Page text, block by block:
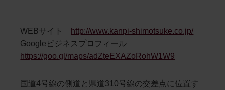
WEBサイト
http://www.kanpi-shimotsuke.co.jp/
Googleビジネスプロフィール
https://goo.gl/maps/adZteEXAZoRohW1W9
国道4号線の側道と県道310号線の交差点に位置す